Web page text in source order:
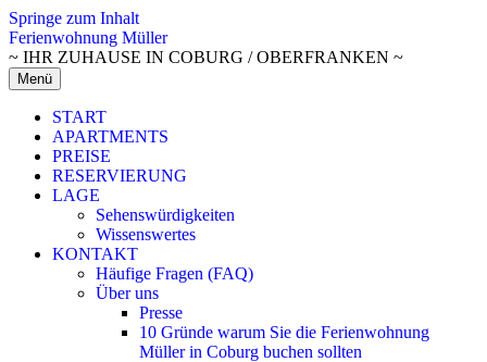
Springe zum Inhalt
Ferienwohnung Müller
~ IHR ZUHAUSE IN COBURG / OBERFRANKEN ~
Menü
START
APARTMENTS
PREISE
RESERVIERUNG
LAGE
Sehenswürdigkeiten
Wissenswertes
KONTAKT
Häufige Fragen (FAQ)
Über uns
Presse
10 Gründe warum Sie die Ferienwohnung
Müller in Coburg buchen sollten